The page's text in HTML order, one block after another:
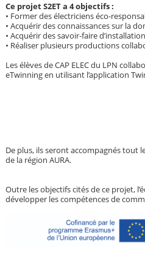
Ce projet S2ET a 4 objectifs :
• Former des électriciens éco-
• Acquérir des connaissances sur la
• Acquérir des savoir-faire
• Réaliser plusieurs productions
Les élèves de CAP ELEC du LPN
eTwinning en utilisant l’application
De plus, ils seront accompagnés tout
de la région AURA.
Outre les objectifs cités de ce projet,
développer les compétences de